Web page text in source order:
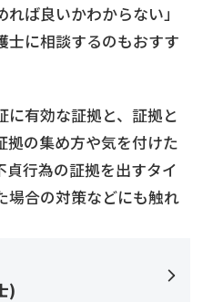
ば良いかわからない」
士に相談するのもおすす
有効な証拠と、証拠と
拠の集め方や気を付けた
貞行為の証拠を出すタイ
場合の対策などにも触れ
)